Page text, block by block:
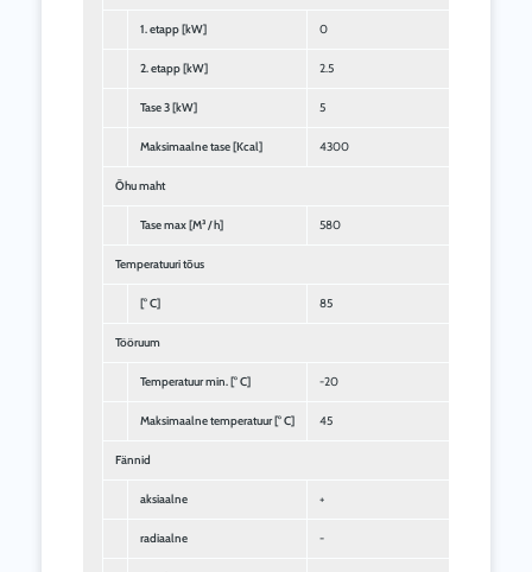
1. etapp [kW] 0
2. etapp [kW] 2.5
Tase 3 [kW] 5
Maksimaalne tase [Kcal] 4300
Õhu maht
Tase max [M³ / h] 580
Temperatuuri tõus
[° C] 85
Tööruum
Temperatuur min. [° C] -20
Maksimaalne temperatuur [° C] 45
Fännid
aksiaalne +
radiaalne -